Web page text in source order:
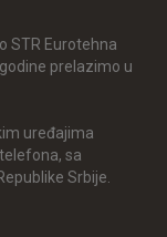
STR Eurotehna
prelazimo u
uređajima
sa
Srbije.